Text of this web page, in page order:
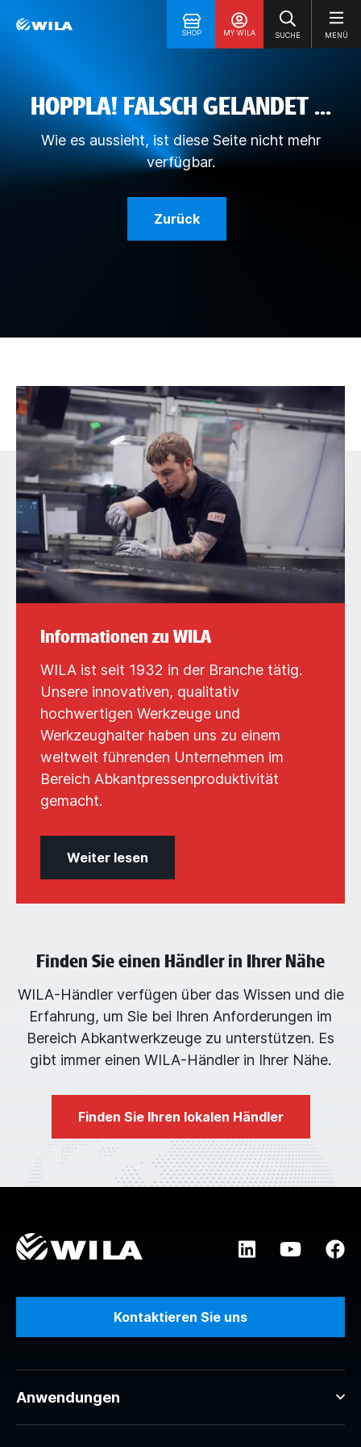
SHOP MY WILA SUCHE MENÜ
HOPPLA! FALSCH GELANDET ...
Wie es aussieht, ist diese Seite nicht mehr
verfügbar.
Zurück
Informationen zu WILA
WILA ist seit 1932 in der Branche tätig.
Unsere innovativen, qualitativ
hochwertigen Werkzeuge und
Werkzeughalter haben uns zu einem
weltweit führenden Unternehmen im
Bereich Abkantpressenproduktivität
gemacht.
Weiter lesen
Finden Sie einen Händler in Ihrer Nähe
WILA-Händler verfügen über das Wissen und die
Erfahrung, um Sie bei Ihren Anforderungen im
Bereich Abkantwerkzeuge zu unterstützen. Es
gibt immer einen WILA-Händler in Ihrer Nähe.
Finden Sie Ihren lokalen Händler
Kontaktieren Sie uns
Anwendungen